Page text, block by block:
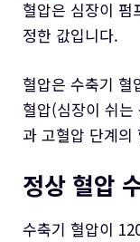
혈압은 심장이 펌
정한 값입니다.
혈압은 수축기 혈
혈압(심장이 쉬
과 고혈압 단계의
정상 혈압
수축기 혈압이